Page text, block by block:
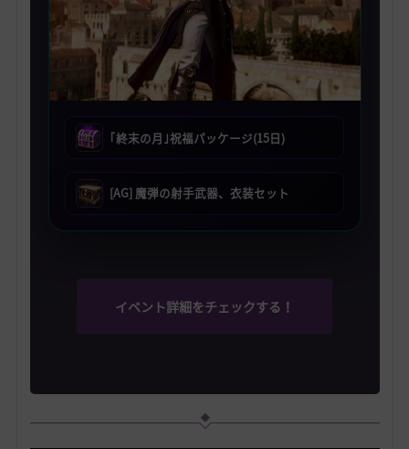
｢終末の月｣祝福パッケージ(15日)
[AG] 魔弾の射手武器、衣装セット
イベント詳細をチェックする！